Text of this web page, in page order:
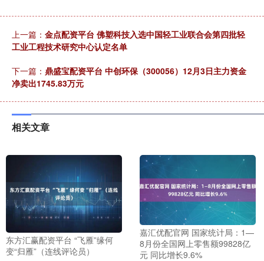
上一篇： 金点配资平台 佛塑科技入选中国轻工业联合会第四批轻
工业工程技术研究中心认定名单
下一篇： 鼎盛宝配资平台 中创环保（300056）12月3日主力资金
净卖出1745.83万元
相关文章
东方汇赢配资平台 “飞雁”缘何
变“归雁”（连线评论员）
嘉汇优配官网 国家统计局：1—
8月份全国网上零售额99828亿
元 同比增长9.6%